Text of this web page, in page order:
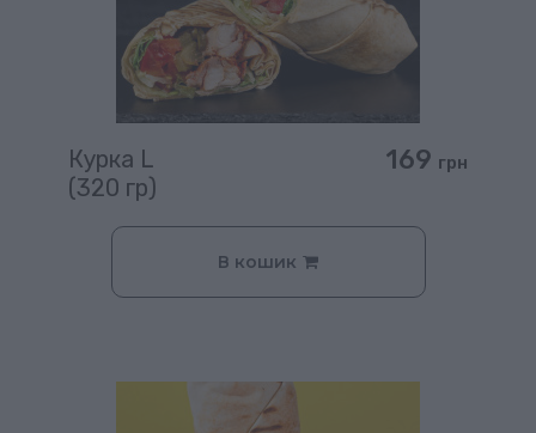
Курка L
(320 гр)
169 грн
В кошик